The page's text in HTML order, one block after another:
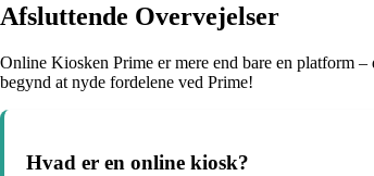
Afsluttende Overvejelser
Online Kiosken Prime er mere end bare en platform
begynd at nyde fordelene ved Prime!
Hvad er en online kiosk?